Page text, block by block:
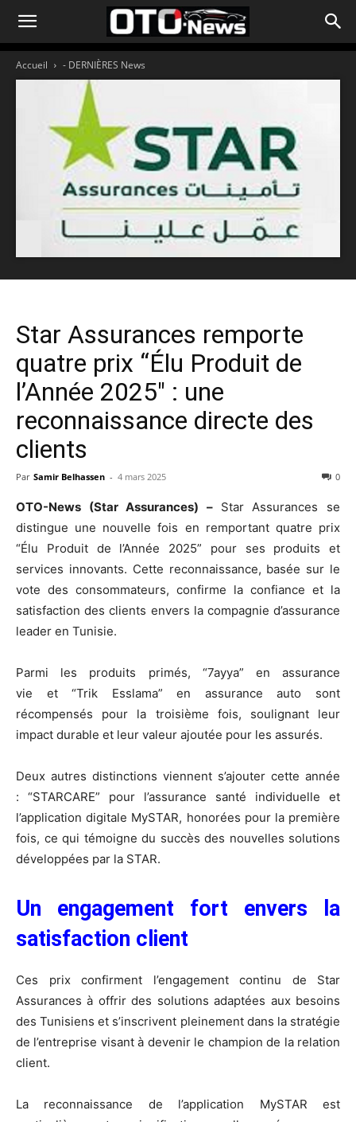
Accueil - DERNIÈRES News
Star Assurances remporte
quatre prix “Élu Produit de
l’Année 2025″ : une
reconnaissance directe des
clients
Par Samir Belhassen - 4 mars 2025 0
OTO-News (Star Assurances) – Star Assurances se
distingue une nouvelle fois en remportant quatre prix
“Élu Produit de l’Année 2025” pour ses produits et
services innovants. Cette reconnaissance, basée sur le
vote des consommateurs, confirme la confiance et la
satisfaction des clients envers la compagnie d’assurance
leader en Tunisie.
Parmi les produits primés, “7ayya” en assurance
vie et “Trik Esslama” en assurance auto sont
récompensés pour la troisième fois, soulignant leur
impact durable et leur valeur ajoutée pour les assurés.
Deux autres distinctions viennent s’ajouter cette année
: “STARCARE” pour l’assurance santé individuelle et
l’application digitale MySTAR, honorées pour la première
fois, ce qui témoigne du succès des nouvelles solutions
développées par la STAR.
Un engagement fort envers la
satisfaction client
Ces prix confirment l’engagement continu de Star
Assurances à offrir des solutions adaptées aux besoins
des Tunisiens et s’inscrivent pleinement dans la stratégie
de l’entreprise visant à devenir le champion de la relation
client.
La reconnaissance de l’application MySTAR est